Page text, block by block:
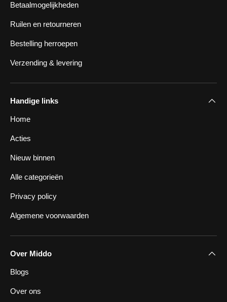
Betaalmogelijkheden
Ruilen en retourneren
Bestelling herroepen
Verzending & levering
Handige links
Home
Acties
Nieuw binnen
Alle categorieën
Privacy policy
Algemene voorwaarden
Over Middo
Blogs
Over ons